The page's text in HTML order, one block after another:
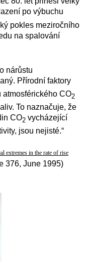
po výbuchu
pokles meziročního
na spalování
nárůstu
Přírodní faktory
atmosférického CO2
To naznačuje, že
CO2 vycházející
jsou nejisté.“
extremes in the rate of rise
376, June 1995)